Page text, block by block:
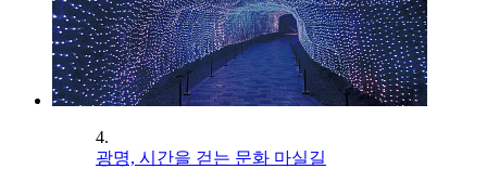
4.
광명, 시간을 걷는 문화 마실길